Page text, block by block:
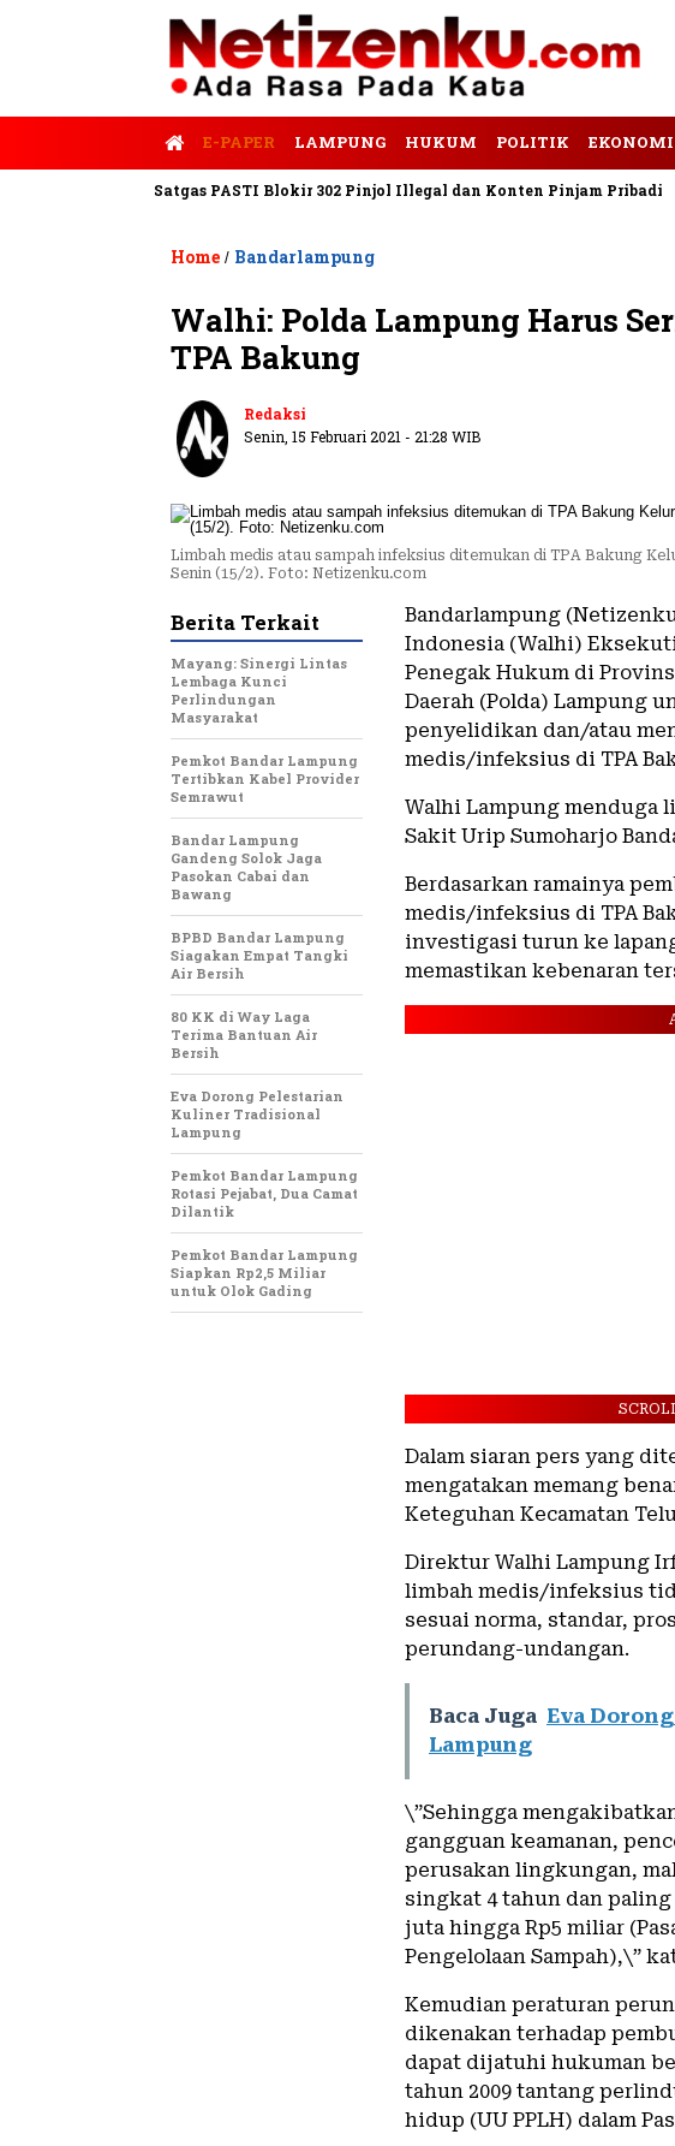
E-PAPER LAMPUNG HUKUM POLITIK EKONOMI
Satgas PASTI Blokir 302 Pinjol Illegal dan Konten Pinjam Pribadi
Home / Bandarlampung
Walhi: Polda Lampung Harus
TPA Bakung
Redaksi
Senin, 15 Februari 2021 - 21:28 WIB
Limbah medis atau sampah infeksius ditemukan di TPA Bakung
Senin (15/2). Foto: Netizenku.com
Bandarlampung
Indonesia (Walhi)
Penegak Hukum di
Daerah (Polda) Lampung
penyelidikan dan/atau
medis/infeksius di TPA
Walhi Lampung menduga
Sakit Urip Sumoharjo
Berdasarkan ramainya
medis/infeksius di TPA
investigasi turun ke
memastikan kebenaran
Dalam siaran pers yang
mengatakan memang
Keteguhan Kecamatan
Direktur Walhi Lampung
limbah medis/infeksius
sesuai norma, standar,
perundang-undangan.
Baca Juga Eva
Lampung
\”Sehingga
gangguan keamanan,
perusakan lingkungan,
singkat 4 tahun dan paling
juta hingga Rp5 miliar
Pengelolaan Sampah),\”
Kemudian peraturan
dikenakan terhadap
dapat dijatuhi hukuman
tahun 2009 tantang
hidup (UU PPLH) dalam
Berita Terkait
Mayang: Sinergi Lintas
Lembaga Kunci
Perlindungan
Masyarakat
Pemkot Bandar Lampung
Tertibkan Kabel Provider
Semrawut
Bandar Lampung
Gandeng Solok Jaga
Pasokan Cabai dan
Bawang
BPBD Bandar Lampung
Siagakan Empat Tangki
Air Bersih
80 KK di Way Laga
Terima Bantuan Air
Bersih
Eva Dorong Pelestarian
Kuliner Tradisional
Lampung
Pemkot Bandar Lampung
Rotasi Pejabat, Dua Camat
Dilantik
Pemkot Bandar Lampung
Siapkan Rp2,5 Miliar
untuk Olok Gading